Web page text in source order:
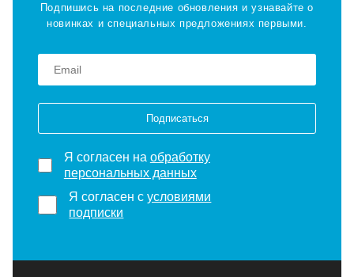
Подпишись на последние обновления и узнавайте о
новинках и специальных предложениях первыми.
Подписаться
Я согласен на обработку
персональных данных
Я согласен сусловиями
подписки